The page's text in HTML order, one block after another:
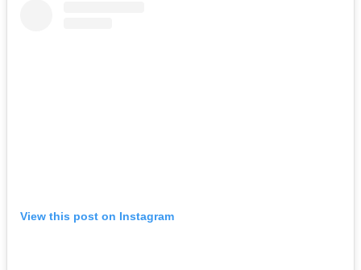
View this post on Instagram